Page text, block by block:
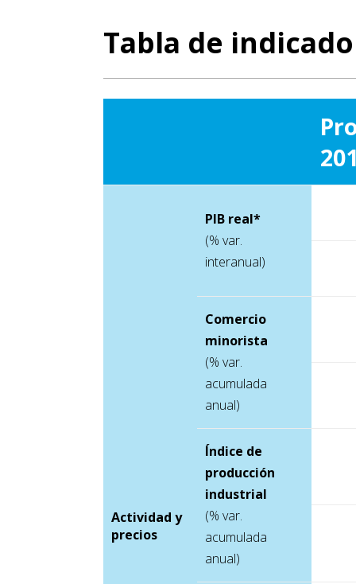
Tabla de
Actividad y
precios
PIB real*
(% var.
interanual)
Comercio
minorista
(% var.
acumulada
anual)
Índice de
producción
industrial
(% var.
acumulada
anual)